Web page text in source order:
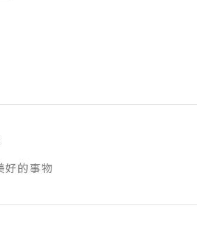
好的事物